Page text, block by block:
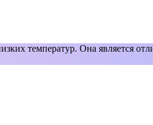
температур. Она является